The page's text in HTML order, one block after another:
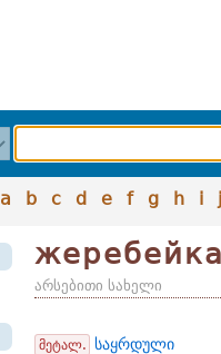
a b c d e f g h i j
არსებითი სახელი
მეტალ. საყრდული